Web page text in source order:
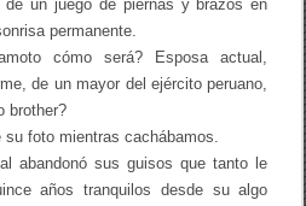
un juego de piernas y brazos en
permanente.
cómo será? Esposa actual,
de un mayor del ejército peruano,
brother?
foto mientras cachábamos.
abandonó sus guisos que tanto le
años tranquilos desde su algo